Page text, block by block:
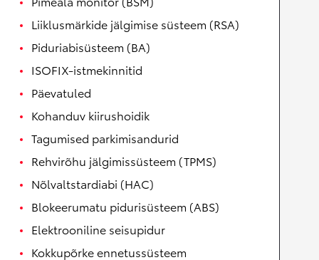
Liiklusmärkide jälgimise süsteem (RSA)
Piduriabisüsteem (BA)
ISOFIX-istmekinnitid
Päevatuled
Kohanduv kiirushoidik
Tagumised parkimisandurid
Rehvirõhu jälgimissüsteem (TPMS)
Nõlvaltstardiabi (HAC)
Blokeerumatu pidurisüsteem (ABS)
Elektrooniline seisupidur
Kokkupõrke ennetussüsteem